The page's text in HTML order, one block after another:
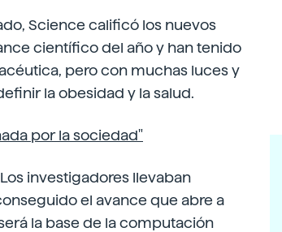
Science calificó los nuevos
científico del año y han tenido
pero con muchas luces y
la obesidad y la salud.
por la sociedad"
Los investigadores llevaban
el avance que abre a
la base de la computación